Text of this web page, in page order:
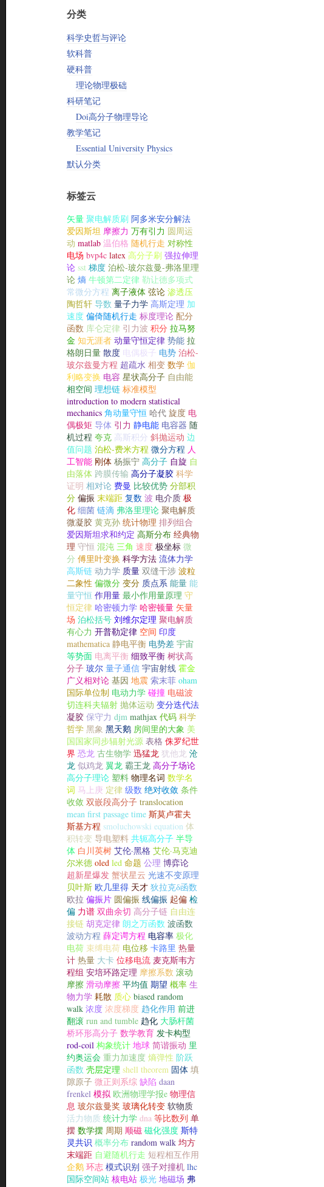
分类
科学史哲与评论
软科普
硬科普
理论物理极础
科研笔记
Doi高分子物理导论
教学笔记
Essential University Physics
默认分类
标签云
矢量 聚电解质刷 阿多米安分解法
爱因斯坦 摩擦力 万有引力 圆周运
动 matlab 温伯格 随机行走 对称性
电场 bvp4c latex 高分子刷 强拉伸理
论 sst 梯度 泊松-玻尔兹曼-弗洛里理
论 熵 牛顿第二定律 勒让德多项式
常微分方程 离子液体 弦论 渗透压
陶哲轩 导数 量子力学 高斯定理 加
速度 偏倚随机行走 标度理论 配分
函数 库仑定律 引力波 积分 拉马努
金 知无涯者 动量守恒定律 势能 拉
格朗日量 散度 电偶极子 电势 泊松-
玻尔兹曼方程 超疏水 相变 数学 伽
利略变换 电容 星状高分子 自由能
相空间 理想链 标准模型
introduction to modern statistical
mechanics 角动量守恒 哈代 旋度 电
偶极矩 导体 引力 静电能 电容器 随
机过程 夸克 高斯积分 斜抛运动 边
值问题 泊松-费米方程 微分方程 人
工智能 刚体 杨振宁 高分子 自旋 自
由落体 跨膜传输 高分子凝胶 科学
证明 相对论 费曼 比较优势 分部积
分 偏振 末端距 复数 波 电介质 极
化 细菌 链滴 弗洛里理论 聚电解质
微凝胶 黄克孙 统计物理 排列组合
爱因斯坦求和约定 高斯分布 经典物
理 守恒 混沌 三角 速度 极坐标 微
分 傅里叶变换 科学方法 流体力学
高斯链 动力学 质量 双缝干涉 波粒
二象性 偏微分 变分 质点系 能量 能
量守恒 作用量 最小作用量原理 守
恒定律 哈密顿力学 哈密顿量 矢量
场 泊松括号 刘维尔定理 聚电解质
有心力 开普勒定律 空间 印度
mathematica 静电平衡 电势差 宇宙
等势面 电离平衡 细致平衡 树状高
分子 玻尔 量子通信 宇宙射线 霍金
广义相对论 基因 地震 索末菲 oham
国际单位制 电动力学 碰撞 电磁波
切连科夫辐射 抛体运动 变分迭代法
凝胶 保守力 djm mathjax 代码 科学
哲学 黑象 黑天鹅 房间里的大象 美
国国家同步辐射光源 表格 侏罗纪世
界 恐龙 古生物学 迅猛龙 犹他龙 沧
龙 似鸡龙 翼龙 霸王龙 高分子场论
高分子理论 塑料 物理名词 数学名
词 马上庚 定律 级数 绝对收敛 条件
收敛 双嵌段高分子 translocation
mean first passage time 斯莫卢霍夫
斯基方程 smoluchowski equation 体
积转变 导电塑料 共轭高分子 半导
体 白川英树 艾伦·黑格 艾伦·马克迪
尔米德 oled led 命题 公理 博弈论
超新星爆发 蟹状星云 光速不变原理
贝叶斯 欧几里得 天才 狄拉克δ函数
欧拉 偏振片 圆偏振 线偏振 起偏 检
偏 力谱 双曲余切 高分子链 自由连
接链 胡克定律 朗之万函数 波函数
波动方程 薛定谔方程 电容率 极化
电荷 束缚电荷 电位移 卡路里 热量
计 热量 大卡 位移电流 麦克斯韦方
程组 安培环路定理 摩擦系数 滚动
摩擦 滑动摩擦 平均值 期望 概率 生
物力学 耗散 质心 biased random
walk 浓度 浓度梯度 趋化作用 前进
翻滚 run and tumble 趋化 大肠杆菌
桥环形高分子 数学教育 发卡构型
rod-coil 构象统计 地球 简谐振动 里
约奥运会 重力加速度 熵弹性 阶跃
函数 壳层定理 shell theorem 固体 填
隙原子 微正则系综 缺陷 daan
frenkel 模拟 欧洲物理学报e 物理信
息 玻尔兹曼奖 玻璃化转变 软物质
活力物质 统计力学 dna 等比数列 单
摆 数学摆 周期 顺磁 磁化强度 斯特
灵共识 概率分布 random walk 均方
末端距 自避随机行走 短程相互作用
企鹅 环志 模式识别 强子对撞机 lhc
国际空间站 核电站 极光 地磁场 弗